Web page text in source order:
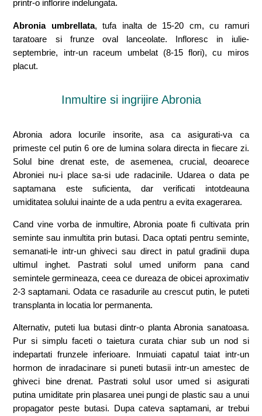
printr-o inflorire indelungata.
Abronia umbrellata, tufa inalta de 15-20 cm, cu ramuri
taratoare si frunze oval lanceolate. Infloresc in iulie-
septembrie, intr-un raceum umbelat (8-15 flori), cu miros
placut.
Inmultire si ingrijire Abronia
Abronia adora locurile insorite, asa ca asigurati-va ca
primeste cel putin 6 ore de lumina solara directa in fiecare zi.
Solul bine drenat este, de asemenea, crucial, deoarece
Abroniei nu-i place sa-si ude radacinile. Udarea o data pe
saptamana este suficienta, dar verificati intotdeauna
umiditatea solului inainte de a uda pentru a evita exagerarea.
Cand vine vorba de inmultire, Abronia poate fi cultivata prin
seminte sau inmultita prin butasi. Daca optati pentru seminte,
semanati-le intr-un ghiveci sau direct in patul gradinii dupa
ultimul inghet. Pastrati solul umed uniform pana cand
semintele germineaza, ceea ce dureaza de obicei aproximativ
2-3 saptamani. Odata ce rasadurile au crescut putin, le puteti
transplanta in locatia lor permanenta.
Alternativ, puteti lua butasi dintr-o planta Abronia sanatoasa.
Pur si simplu faceti o taietura curata chiar sub un nod si
indepartati frunzele inferioare. Inmuiati capatul taiat intr-un
hormon de inradacinare si puneti butasii intr-un amestec de
ghiveci bine drenat. Pastrati solul usor umed si asigurati
putina umiditate prin plasarea unei pungi de plastic sau a unui
propagator peste butasi. Dupa cateva saptamani, ar trebui